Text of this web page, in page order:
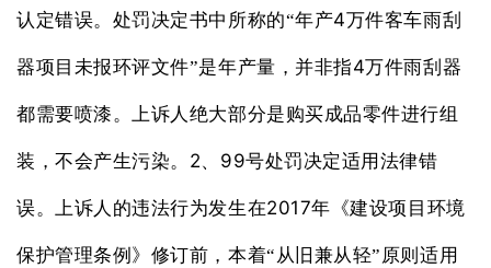
认定错误。处罚决定书中所称的“年产4万件客车雨刮
器项目未报环评文件”是年产量，并非指4万件雨刮器
都需要喷漆。上诉人绝大部分是购买成品零件进行组
装，不会产生污染。 2、 99号处罚决定适用法律错
误。上诉人的违法行为发生在2017年《建设项目环境
保护管理条例》修订前，本着“从旧兼从轻”原则适用